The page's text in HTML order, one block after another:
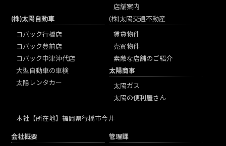
店舗案内
(株)太陽自動車
コバック行橋店
コバック豊前店
コバック中津沖代店
大型自動車の車検
太陽レンタカー
(株)太陽交通不動産
賃貸物件
売買物件
素敵な店舗のご紹介
太陽商事
太陽ガス
太陽の便利屋さん
本社 【所在地】福岡県行橋市今井
会社概要 管理課